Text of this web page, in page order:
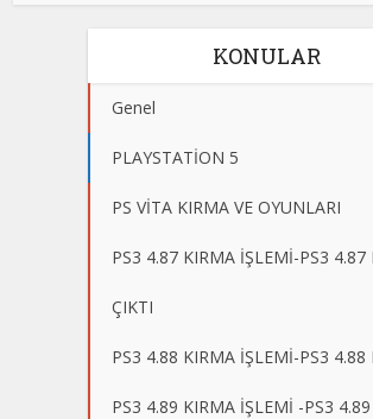
KONULAR
Genel
PLAYSTATİON 5
PS VİTA KIRMA VE OYUNLARI
PS3 4.87 KIRMA İŞLEMİ-PS3 4.87
ÇIKTI
PS3 4.88 KIRMA İŞLEMİ-PS3 4.88
PS3 4.89 KIRMA İŞLEMİ -PS3